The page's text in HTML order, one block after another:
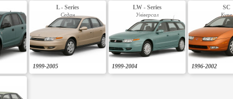
L - Series
Седан
1999-2005
LW - Series
Універсал
1999-2004
SC
Купе
1996-2002